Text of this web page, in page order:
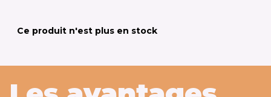
Ce produit n'est plus en stock